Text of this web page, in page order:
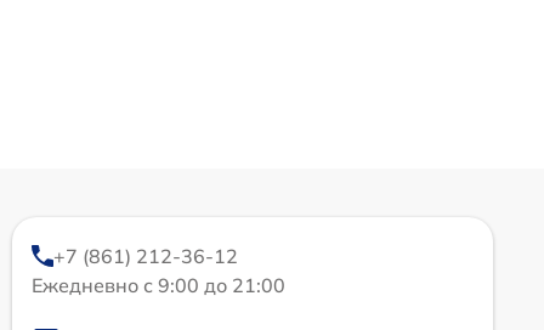
+7 (861) 212-36-12
Ежедневно с 9:00 до 21:00